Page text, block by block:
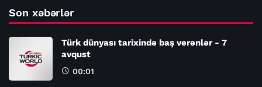
Son xəbərlər
Türk dünyası tarixində baş verənlər - 7
avqust
00:01